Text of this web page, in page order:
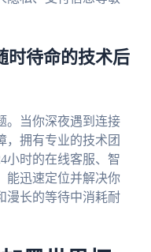
时待命的技术后
。当你深夜遇到连接
，拥有专业的技术团
小时的在线客服、智
能迅速定位并解决你
漫长的等待中消耗耐